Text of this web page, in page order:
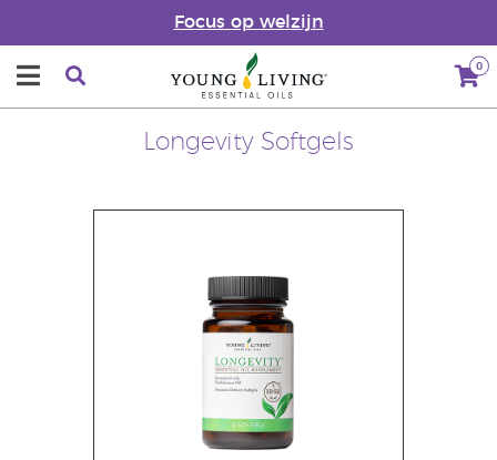
Focus op welzijn
0
Longevity Softgels